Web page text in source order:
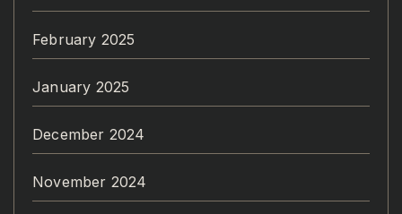
February 2025
January 2025
December 2024
November 2024